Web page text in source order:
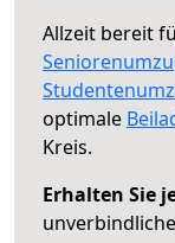
Allzeit bereit
optimale
Kreis.
Erhalten Sie